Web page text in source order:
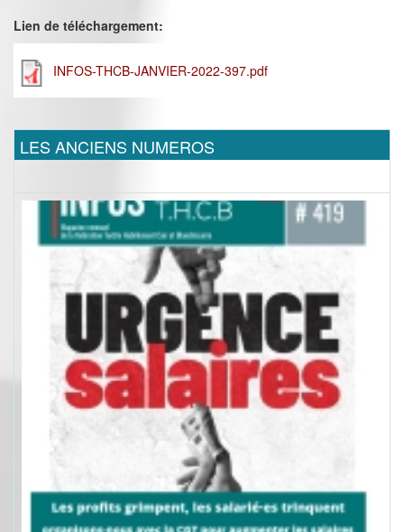
Lien de téléchargement:
INFOS-THCB-JANVIER-2022-397.pdf
LES ANCIENS NUMEROS